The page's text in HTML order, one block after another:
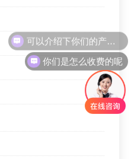
你们是怎么收费的呢